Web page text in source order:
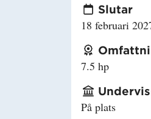
Slutar
18 februari
7.5 hp
På plats